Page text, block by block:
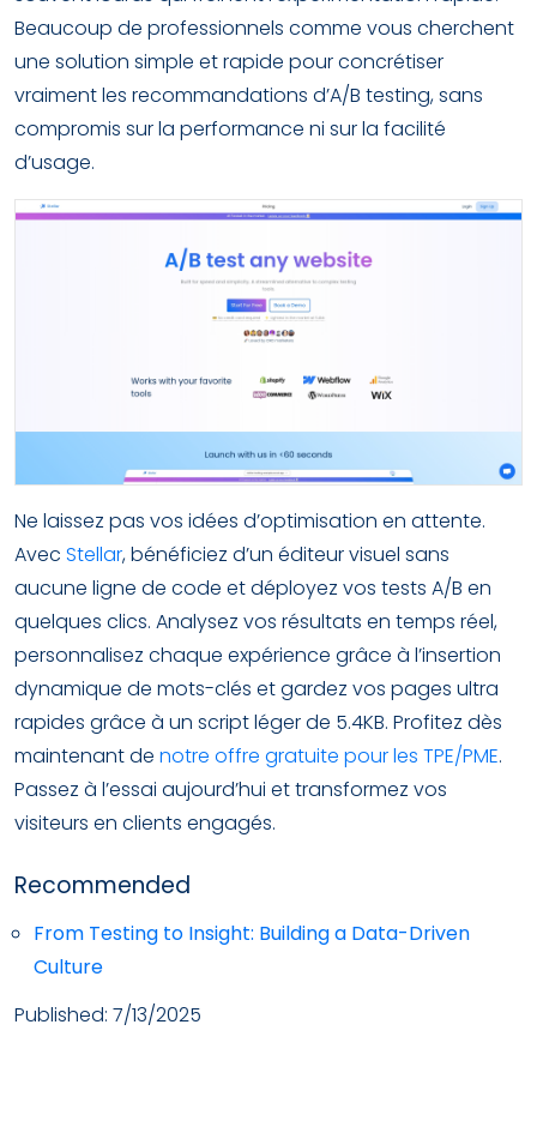
Beaucoup de professionnels comme vous cherchent
une solution simple et rapide pour concrétiser
vraiment les recommandations d’A/B testing, sans
compromis sur la performance ni sur la facilité
d’usage.
Ne laissez pas vos idées d’optimisation en attente.
Avec Stellar, bénéficiez d’un éditeur visuel sans
aucune ligne de code et déployez vos tests A/B en
quelques clics. Analysez vos résultats en temps réel,
personnalisez chaque expérience grâce à l’insertion
dynamique de mots-clés et gardez vos pages ultra
rapides grâce à un script léger de 5.4KB. Profitez dès
maintenant de notre offre gratuite pour les TPE/PME.
Passez à l’essai aujourd’hui et transformez vos
visiteurs en clients engagés.
Recommended
From Testing to Insight: Building a Data-Driven
Culture
Published: 7/13/2025